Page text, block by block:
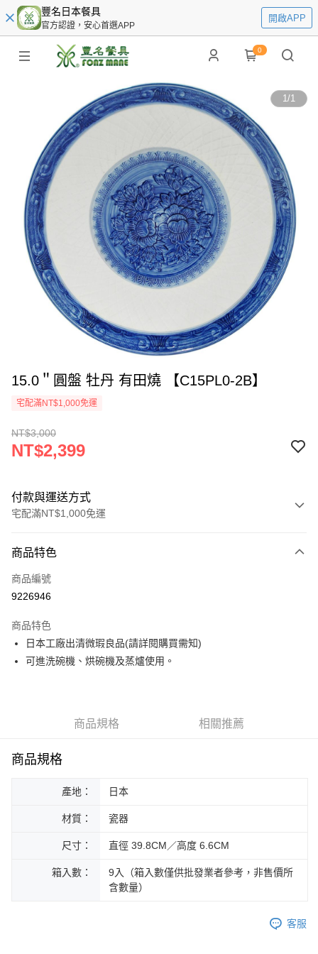
豐名日本餐具
官方認證，安心首選APP
開啟APP
0
1/1
15.0＂圓盤 牡丹 有田燒 【C15PL0-2B】
宅配滿NT$1,000免運
NT$3,000
NT$2,399
付款與運送方式
宅配滿NT$1,000免運
信用卡一次付款
LINE Pay
街口支付
悠遊付
運送方式
每筆NT$200，滿NT$1,000(含以上)免運費
黑貓外島宅配
每筆NT$360
商品特色
商品編號
9226946
商品特色
日本工廠出清微瑕良品(請詳閱購買需知)
可進洗碗機、烘碗機及蒸爐使用。
商品規格 相關推薦
商品規格
產地： 日本
材質： 瓷器
尺寸： 直徑 39.8CM／高度 6.6CM
箱入數：
9入（箱入數僅供批發業者參考，非售價所
含數量）
客服